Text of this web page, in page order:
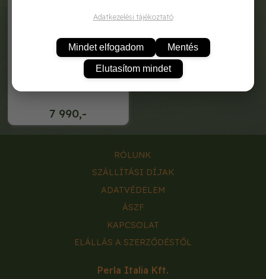
7 990,-
hecht 4500 kézi permetező
RÓLUNK
SZÁLLÍTÁSI DÍJAK
ADATVÉDELEM
ÁSZF
KAPCSOLAT
ELÁLLÁS A SZERZŐDÉSTŐL
Perla Italia Kft.
Adatkezelési tájékoztató
Mindet elfogadom Mentés
Elutasítom mindet